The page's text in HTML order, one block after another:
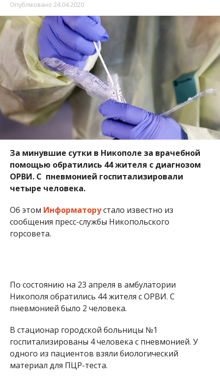
Опубліковано 24.04.2020
За минувшие сутки в Никополе за врачебной
помощью обратились 44 жителя с диагнозом
ОРВИ. С пневмонией госпитализировали
четыре человека.
Об этом Информаторустало известно из
сообщения пресс-службы Никопольского
горсовета.
По состоянию на 23 апреля в амбулатории
Никополя обратились 44 жителя с ОРВИ. С
пневмонией было 2 человека.
В стационар городской больницы №1
госпитализированы 4 человека с пневмонией. У
одного из пациентов взяли биологический
материал для ПЦР-теста.